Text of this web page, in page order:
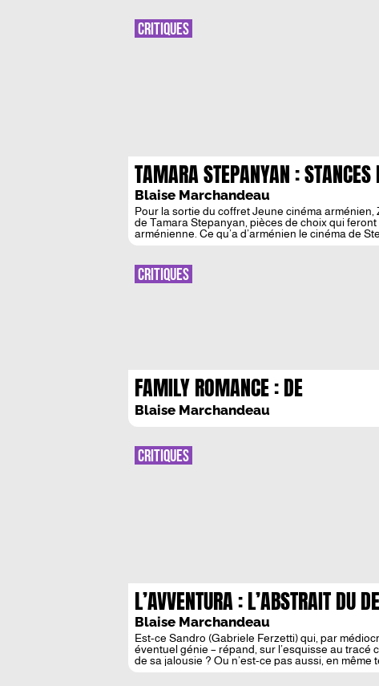
TAMARA STEPANYAN : STANCES
Blaise Marchandeau
Pour la sortie du coffret Jeune cinéma
de Tamara Stepanyan, pièces de choix qui
arménienne. Ce qu’a d’arménien le cinéma de
CRITIQUES
FAMILY ROMANCE : DE
L’ANTICINEMA PROPHETIQUE
Blaise Marchandeau
CRITIQUES
L’AVVENTURA : L’ABSTRAIT DU
Blaise Marchandeau
Est-ce Sandro (Gabriele Ferzetti) qui, par
éventuel génie – répand, sur l’esquisse au tracé
de sa jalousie ? Ou n’est-ce pas aussi, en
CRITIQUES